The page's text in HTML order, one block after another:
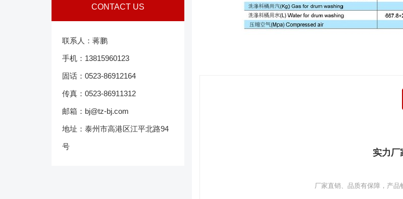
CONTACT US
联系人：蒋鹏
手机：13815960123
固话：0523-86912164
传真：0523-86911312
邮箱：bj@tz-bj.com
地址：泰州市高港区江平北路94
号
实力厂
厂家直销、品质有保障，产